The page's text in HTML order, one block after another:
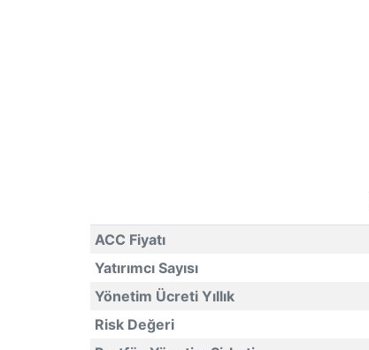
ACC Fiyatı
Yatırımcı Sayısı
Yönetim Ücreti Yıllık
Risk Değeri